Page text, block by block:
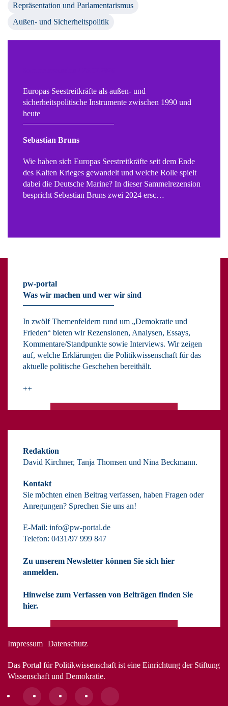
Repräsentation und Parlamentarismus
Außen- und Sicherheitspolitik
Europas Seestreitkräfte als außen- und
sicherheitspolitische Instrumente zwischen 1990 und
heute
Sebastian Bruns
Wie haben sich Europas Seestreitkräfte seit dem Ende
des Kalten Krieges gewandelt und welche Rolle spielt
dabei die Deutsche Marine? In dieser Sammelrezension
bespricht Sebastian Bruns zwei 2024 ersc…
pw-portal
Was wir machen und wer wir sind
In zwölf Themenfeldern rund um „Demokratie und
Frieden“ bieten wir Rezensionen, Analysen, Essays,
Kommentare/Standpunkte sowie Interviews. Wir zeigen
auf, welche Erklärungen die Politikwissenschaft für das
aktuelle politische Geschehen bereithält.
++
Redaktion
David Kirchner, Tanja Thomsen und Nina Beckmann.
Kontakt
Sie möchten einen Beitrag verfassen, haben Fragen oder
Anregungen? Sprechen Sie uns an!
E-Mail: info@pw-portal.de
Telefon: 0431/97 999 847
Zu unserem Newsletter können Sie sich hier
anmelden.
Hinweise zum Verfassen von Beiträgen finden Sie
hier.
Impressum Datenschutz
Das Portal für Politikwissenschaft ist eine Einrichtung der Stiftung
Wissenschaft und Demokratie.